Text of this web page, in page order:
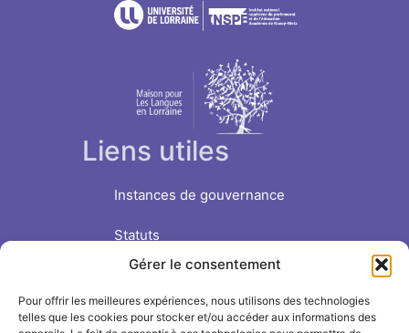
Gérer le consentement
Pour offrir les meilleures expériences, nous utilisons des technologies
telles que les cookies pour stocker et/ou accéder aux informations des
Liens utiles
Instances de gouvernance
Statuts
Nous soutenir
Suivre l'INSPÉ sur